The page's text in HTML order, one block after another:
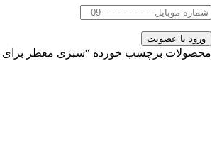
محصولات برچسب خورده “سبزی معطر